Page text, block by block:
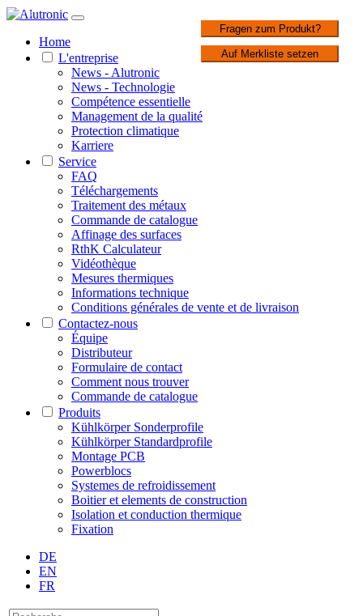
Home
L'entreprise
News - Alutronic
News - Technologie
Compétence essentielle
Management de la qualité
Protection climatique
Karriere
Service
FAQ
Téléchargements
Traitement des métaux
Commande de catalogue
Affinage des surfaces
RthK Calculateur
Vidéothèque
Mesures thermiques
Informations technique
Conditions générales de vente et de livraison
Contactez-nous
Équipe
Distributeur
Formulaire de contact
Comment nous trouver
Commande de catalogue
Produits
Kühlkörper Sonderprofile
Kühlkörper Standardprofile
Montage PCB
Powerblocs
Systemes de refroidissement
Boitier et elements de construction
Isolation et conduction thermique
Fixation
DE
EN
FR
Fragen zum Produkt?
Auf Merkliste setzen
1 / 2